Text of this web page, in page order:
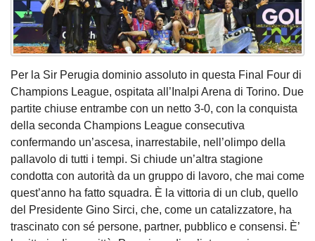
Per la Sir Perugia dominio assoluto in questa Final Four di
Champions League, ospitata all’Inalpi Arena di Torino. Due
partite chiuse entrambe con un netto 3-0, con la conquista
della seconda Champions League consecutiva
confermando un’ascesa, inarrestabile, nell’olimpo della
pallavolo di tutti i tempi. Si chiude un’altra stagione
condotta con autorità da un gruppo di lavoro, che mai come
quest’anno ha fatto squadra. È la vittoria di un club, quello
del Presidente Gino Sirci, che, come un catalizzatore, ha
trascinato con sé persone, partner, pubblico e consensi. È’